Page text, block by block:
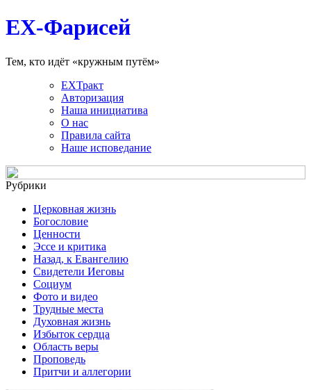
EX-Фарисей
Тем, кто идёт «кружным путём»
EXТракт
Авторизация
Наша инициатива
О нас
Правила сайта
Наше исповедание
Рубрики
Церковная жизнь
Богословие
Ценности
Эссе и критика
Назад, к Евангелию
Свидетели Иеговы
Социум
Фото и видео
Трудные места
Духовная жизнь
Избыток сердца
Область веры
Проповедь
Притчи и аллегории